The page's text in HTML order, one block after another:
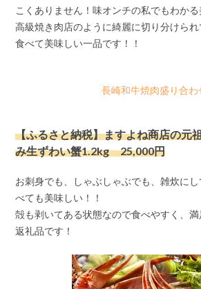
こくありません！味オンチの私でもわか
高級焼き肉店のように綺麗に切り分けられ
食べて美味しい一品です！！
長崎和牛焼肉盛り合わ
【ふるさと納税】ますよね商店の元
み生ずわい蟹1.2kg 25,000円
お刺身でも、しゃぶしゃぶでも、雑炊に
べても美味しい！！
殻も剥いてある状態なので食べやすく、
返礼品です！